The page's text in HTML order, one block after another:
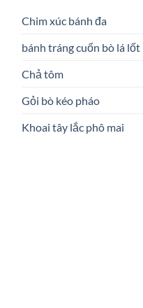
Chim xúc bánh đa
bánh tráng cuốn bò lá lốt
Chả tôm
Gỏi bò kéo pháo
Khoai tây lắc phô mai